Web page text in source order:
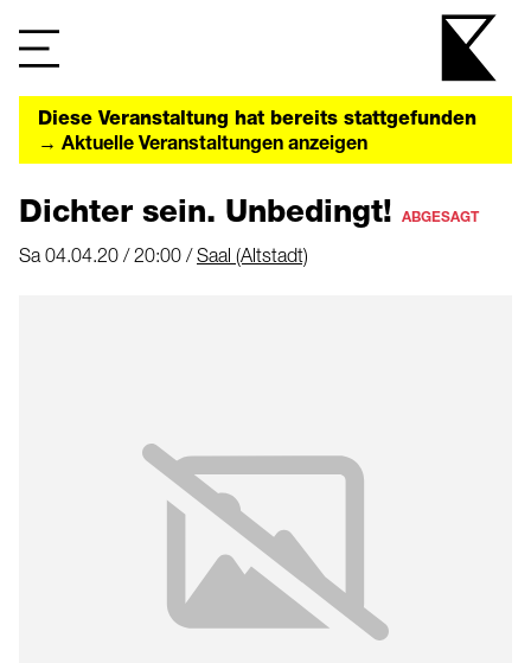
Diese Veranstaltung hat bereits stattgefunden
→ Aktuelle Veranstaltungen anzeigen
Dichter sein. Unbedingt! ABGESAGT
Sa 04.04.20 / 20:00 /Saal (Altstadt)